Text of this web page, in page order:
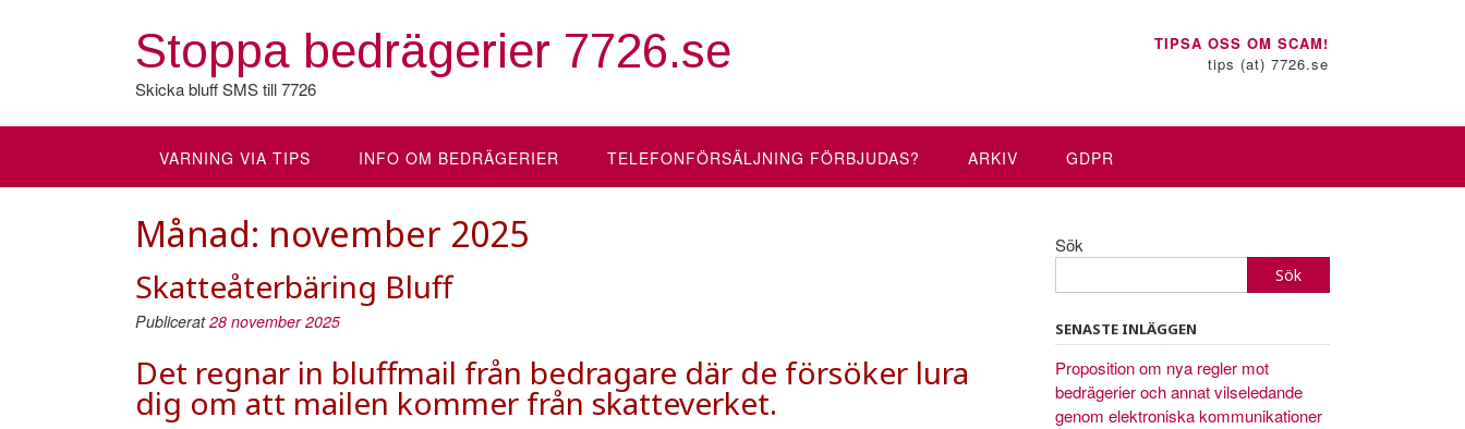
Stoppa bedrägerier 7726.se
Skicka bluff SMS till 7726
TIPSA OSS OM SCAM!
tips (at) 7726.se
VARNING VIA TIPS INFO OM BEDRÄGERIER TELEFONFÖRSÄLJNING FÖRBJUDAS? ARKIV GDPR
Månad: november 2025
Skatteåterbäring Bluff
Publicerat28 november 2025
Det regnar in bluffmail från bedragare där de försöker lura
dig om att mailen kommer från skatteverket.
Sök
Sök
SENASTE INLÄGGEN
Proposition om nya regler mot
bedrägerier och annat vilseledande
genom elektroniska kommunikationer